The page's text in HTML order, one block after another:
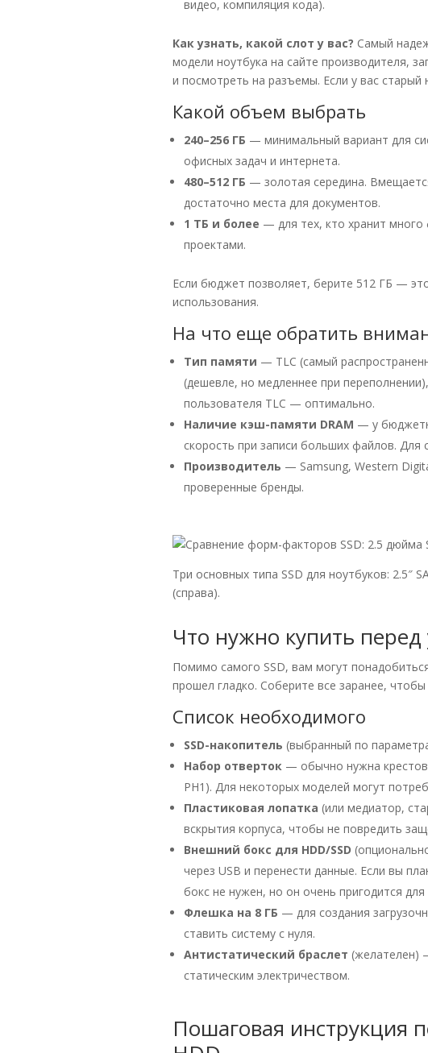
видео, компиляция кода).
Как узнать, какой слот у вас? Самый
модели ноутбука на сайте производителя,
и посмотреть на разъемы. Если у вас старый
Какой объем выбрать
240–256 ГБ — минимальный вариант для
офисных задач и интернета.
480–512 ГБ — золотая середина.
достаточно места для документов.
1 ТБ и более — для тех, кто хранит
проектами.
Если бюджет позволяет, берите 512 ГБ —
использования.
На что еще обратить
Тип памяти — TLC (самый
(дешевле, но медленнее при
пользователя TLC — оптимально.
Наличие кэш-памяти DRAM — у
скорость при записи больших файлов.
Производитель — Samsung, Western
проверенные бренды.
Три основных типа SSD для ноутбуков: 2.5″
(справа).
Что нужно купить перед
Помимо самого SSD, вам могут
прошел гладко. Соберите все заранее, чтобы
Список необходимого
SSD-накопитель (выбранный по
Набор отверток— обычно нужна
PH1). Для некоторых моделей могут
Пластиковая лопатка (или медиатор,
вскрытия корпуса, чтобы не повредить
Внешний бокс для HDD/SSD
через USB и перенести данные. Если вы
бокс не нужен, но он очень пригодится
Флешка на 8 ГБ — для создания
ставить систему с нуля.
Антистатический браслет (желателен)
статическим электричеством.
Пошаговая инструкция